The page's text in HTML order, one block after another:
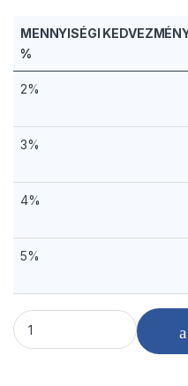
MENNYISÉGI
%
2%
3%
4%
5%
Üveg polírozó - 1350 W -